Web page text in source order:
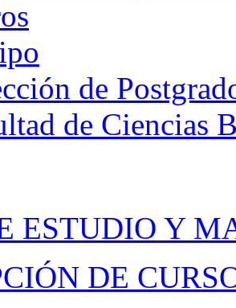
de
de Ciencias
ESTUDIO Y
DE